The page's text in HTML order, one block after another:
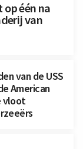
op één na
van
van de USS
American
vloot